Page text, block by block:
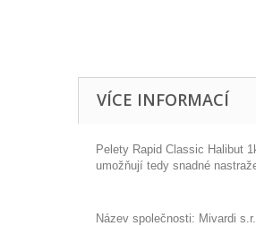
VÍCE INFORMACÍ
Pelety Rapid Classic Halibut
umožňují tedy snadné
Název společnosti: Mivardi